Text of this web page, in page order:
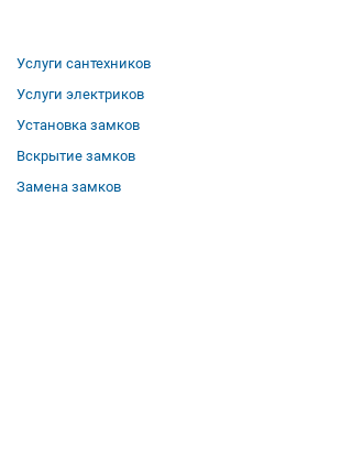
Услуги сантехников
Услуги электриков
Установка замков
Вскрытие замков
Замена замков